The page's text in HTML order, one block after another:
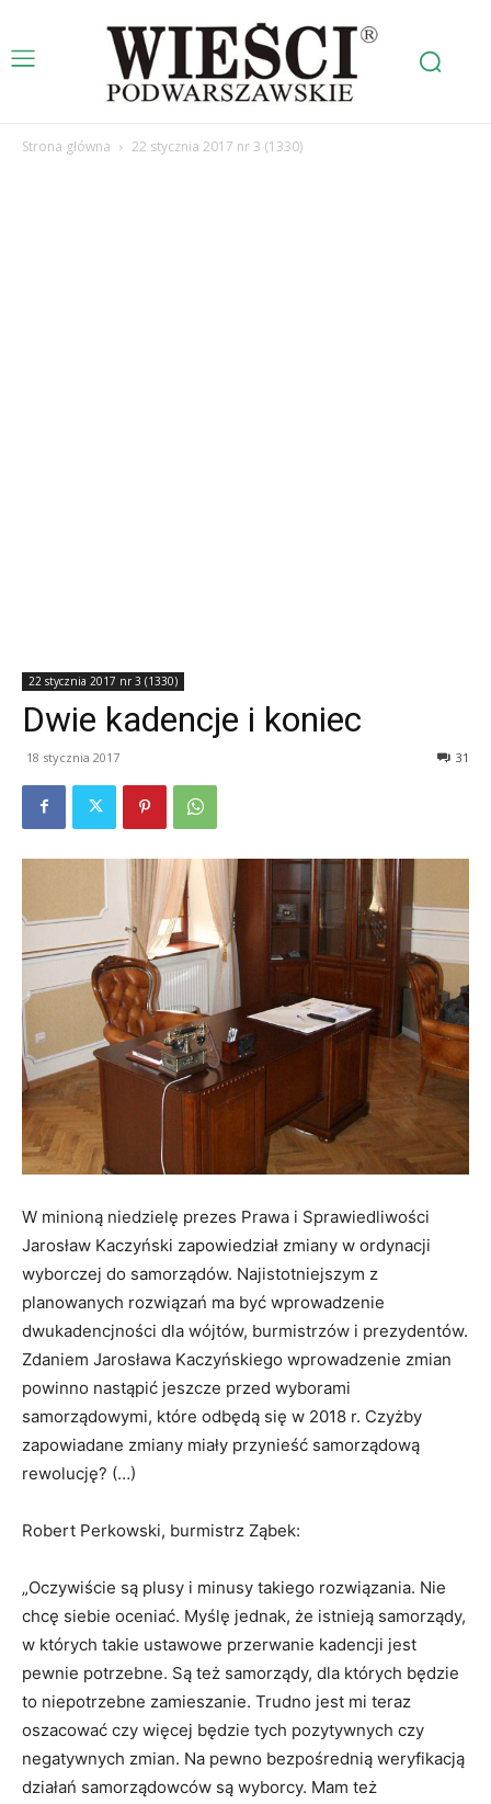
Strona główna 22 stycznia 2017 nr 3 (1330)
22 stycznia 2017 nr 3 (1330)
Dwie kadencje i koniec
18 stycznia 2017 31
W minioną niedzielę prezes Prawa i Sprawiedliwości
Jarosław Kaczyński zapowiedział zmiany w ordynacji
wyborczej do samorządów. Najistotniejszym z
planowanych rozwiązań ma być wprowadzenie
dwukadencjności dla wójtów, burmistrzów i prezydentów.
Zdaniem Jarosława Kaczyńskiego wprowadzenie zmian
powinno nastąpić jeszcze przed wyborami
samorządowymi, które odbędą się w 2018 r. Czyżby
zapowiadane zmiany miały przynieść samorządową
rewolucję? (…)
Robert Perkowski, burmistrz Ząbek:
„Oczywiście są plusy i minusy takiego rozwiązania. Nie
chcę siebie oceniać. Myślę jednak, że istnieją samorządy,
w których takie ustawowe przerwanie kadencji jest
pewnie potrzebne. Są też samorządy, dla których będzie
to niepotrzebne zamieszanie. Trudno jest mi teraz
oszacować czy więcej będzie tych pozytywnych czy
negatywnych zmian. Na pewno bezpośrednią weryfikacją
działań samorządowców są wyborcy. Mam też